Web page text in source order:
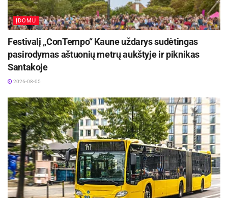
ĮDOMU
Festivalį „ConTempo“ Kaune uždarys sudėtingas
pasirodymas aštuonių metrų aukštyje ir piknikas
Santakoje
2026-08-05